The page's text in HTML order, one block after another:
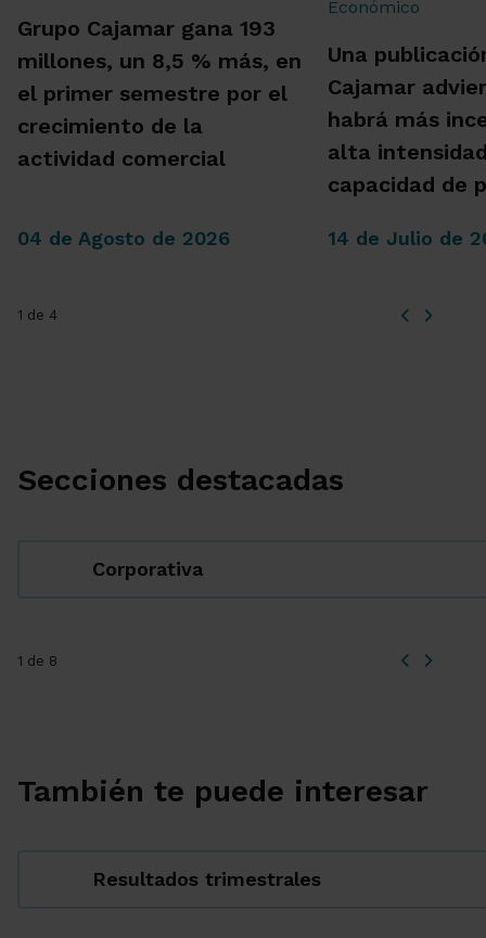
Grupo Cajamar gana 193
millones, un 8,5 % más, en
el primer semestre por el
crecimiento de la
actividad comercial
04 de Agosto de 2026
Una
Cajamar
habrá más
alta
capacidad de
14 de Julio de
1 de 4
Secciones destacadas
Corporativa
1 de 8
También te puede interesar
Resultados trimestrales